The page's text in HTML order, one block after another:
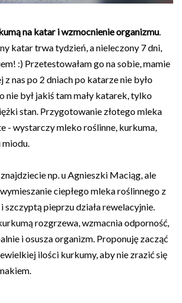
na katar i wzmocnienie organizmu.
katar trwa tydzień, a nieleczony 7 dni,
:) Przetestowałam go na sobie, mamie
z nas po 2 dniach po katarze nie było
nie był jakiś tam mały katarek, tylko
stan. Przygotowanie złotego mleka
- wystarczy mleko roślinne, kurkuma,
np. u Agnieszki Maciąg, ale
ciepłego mleka roślinnego z
szczyptą pieprzu działa rewelacyjnie.
rozgrzewa, wzmacnia odporność,
i osusza organizm. Proponuję zacząć
ilości kurkumy, aby nie zrazić się